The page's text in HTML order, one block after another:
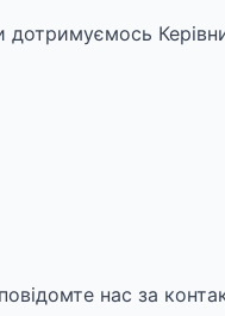
дотримуємось
нас за